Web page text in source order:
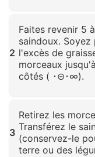
2
Faites revenir 5
saindoux.
l'excès de
morceaux
côtés ( ･⊝･∞).
3
Retirez les
Transférez le
(conservez-le
terre ou des